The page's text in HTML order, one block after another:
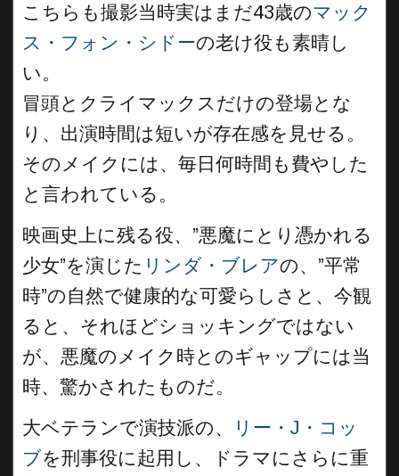
こちらも撮影当時実はまだ43歳のマック
ス・フォン・シドーの老け役も素晴し
い。
冒頭とクライマックスだけの登場とな
り、出演時間は短いが存在感を見せる。
そのメイクには、毎日何時間も費やした
と言われている。
映画史上に残る役、”悪魔にとり憑かれる
少女”を演じた リンダ・ブレアの、”平常
時”の自然で健康的な可愛らしさと、今観
ると、それほどショッキングではない
が、悪魔のメイク時とのギャップには当
時、驚かされたものだ。
大ベテランで演技派の、
リー・J・コッ
ブを刑事役に起用し、ドラマにさらに重